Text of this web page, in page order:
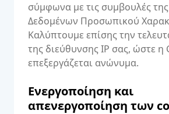
σύμφωνα με τις συμβουλές
Δεδομένων Προσωπικού
Καλύπτουμε επίσης την
της διεύθυνσης IP σας, ώστε η
επεξεργάζεται ανώνυμα.
Ενεργοποίηση και
απενεργοποίηση των